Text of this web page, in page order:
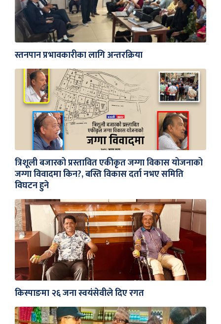
स्तनपान प्रभावकारीका लागि अन्तरक्रिया
त्रिशूली बजारको प्रस्तावित एकीकृत जग्गा विकास योजनाको
जग्गा विवादमा किन?, बस्ति विकास दर्ता नभए समिति
विघटन हुने
किस्पाङमा २६ जना स्वयंसेवीले दिए रगत